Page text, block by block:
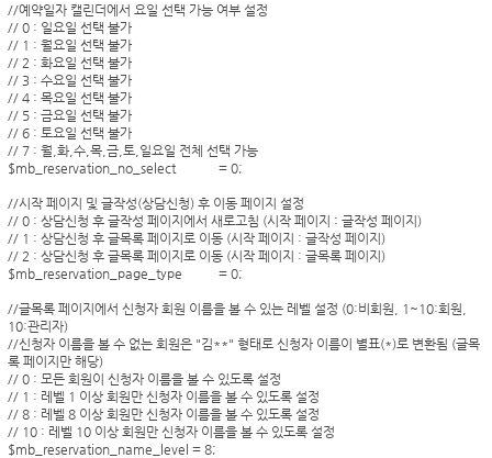
//예약일자 캘린더에서 요일 선택 가능 여부 설정
// 0 : 일요일 선택 불가
// 1 : 월요일 선택 불가
// 2 : 화요일 선택 불가
// 3 : 수요일 선택 불가
// 4 : 목요일 선택 불가
// 5 : 금요일 선택 불가
// 6 : 토요일 선택 불가
// 7 : 월,화,수,목,금,토,일요일 전체 선택 가능
$mb_reservation_no_select
= 0;
//시작 페이지 및 글작성(상담신청) 후 이동 페이지 설정
// 0 : 상담신청 후 글작성 페이지에서 새로고침 (시작 페이지 : 글작성 페이지)
// 1 : 상담신청 후 글목록 페이지로 이동 (시작 페이지 : 글작성 페이지)
// 2 : 상담신청 후 글목록 페이지로 이동 (시작 페이지 : 글목록 페이지)
$mb_reservation_page_type
= 0;
//글목록 페이지에서 신청자 회원 이름을 볼 수 있는 레벨 설정 (0:비회원, 1~10:회원,
10:관리자)
//신청자 이름을 볼 수 없는 회원은 "김**" 형태로 신청자 이름이 별표(*)로 변환됨 (글목
록 페이지만 해당)
// 0 : 모든 회원이 신청자 이름을 볼 수 있도록 설정
// 1 : 레벨 1 이상 회원만 신청자 이름을 볼 수 있도록 설정
// 8 : 레벨 8 이상 회원만 신청자 이름을 볼 수 있도록 설정
// 10 : 레벨 10 이상 회원만 신청자 이름을 볼 수 있도록 설정
$mb_reservation_name_level = 8;